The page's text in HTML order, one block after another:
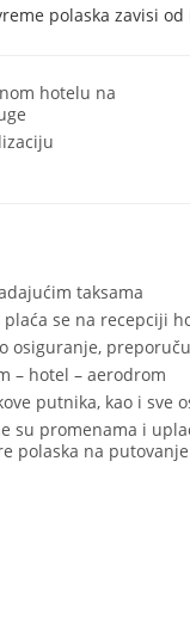
polaska zavisi
hotelu na
taksama
se na recepciji
osiguranje,
– hotel – aerodrom
putnika, kao i sve
su promenama i
polaska na putovanje